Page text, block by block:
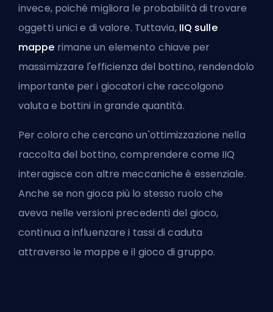
invece, poiché migliora le probabilità di trovare
oggetti unici e di valore. Tuttavia, IIQ sulle
mappe rimane un elemento chiave per
massimizzare l'efficienza del bottino, rendendolo
importante per i giocatori che raccolgono
valuta e bottini in grande quantità.
Per coloro che cercano un'ottimizzazione nella
raccolta del bottino, comprendere come IIQ
interagisce con altre meccaniche è essenziale.
Anche se non gioca più lo stesso ruolo che
aveva nelle versioni precedenti del gioco,
continua a influenzare i tassi di caduta
attraverso le mappe e il gioco di gruppo.